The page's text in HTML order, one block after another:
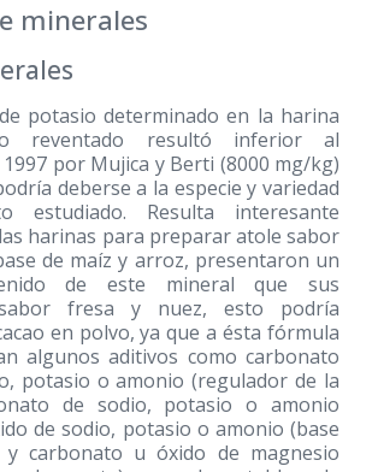
minerales
potasio determinado en la harina
reventado resultó inferior al
por Mujica y Berti (8000 mg/kg)
deberse a la especie y variedad
estudiado. Resulta interesante
harinas para preparar atole sabor
de maíz y arroz, presentaron un
de este mineral que sus
fresa y nuez, esto podría
en polvo, ya que a ésta fórmula
algunos aditivos como carbonato
potasio o amonio (regulador de la
de sodio, potasio o amonio
de sodio, potasio o amonio (base
y carbonato u óxido de magnesio